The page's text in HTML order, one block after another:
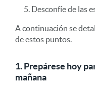
Desconfíe de las
A continuación se
de estos puntos.
1. Prepárese hoy
mañana